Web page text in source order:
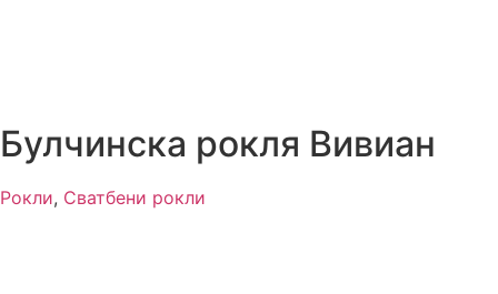
Булчинска рокля Вивиан
Рокли, Сватбени рокли